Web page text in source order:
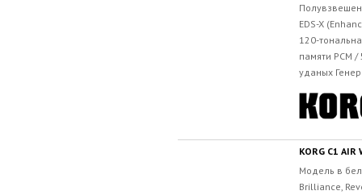
EDS-X
120-
памяти PCM
уданых
KORG C1 AIR
Модель в
Brilliance,